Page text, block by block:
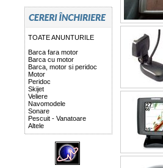
TOATE ANUNTURILE
Barca fara motor
Barca cu motor
Barca, motor si peridoc
Motor
Peridoc
Skijet
Veliere
Navomodele
Sonare
Pescuit - Vanatoare
Altele